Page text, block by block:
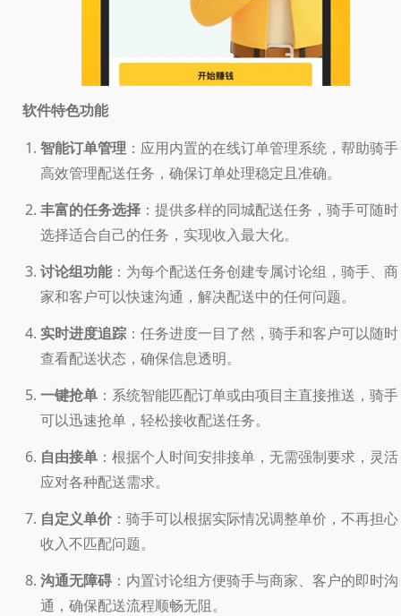
软件特色功能
智能订单管理 ：应用内置的在线订单管理系统，帮助骑手
高效管理配送任务，确保订单处理稳定且准确。
丰富的任务选择 ：提供多样的同城配送任务，骑手可随时
选择适合自己的任务，实现收入最大化。
讨论组功能：为每个配送任务创建专属讨论组，骑手、商
家和客户可以快速沟通，解决配送中的任何问题。
实时进度追踪 ：任务进度一目了然，骑手和客户可以随时
查看配送状态，确保信息透明。
一键抢单 ：系统智能匹配订单或由项目主直接推送，骑手
可以迅速抢单，轻松接收配送任务。
自由接单 ：根据个人时间安排接单，无需强制要求，灵活
应对各种配送需求。
自定义单价 ：骑手可以根据实际情况调整单价，不再担心
收入不匹配问题。
沟通无障碍 ：内置讨论组方便骑手与商家、客户的即时沟
通，确保配送流程顺畅无阻。